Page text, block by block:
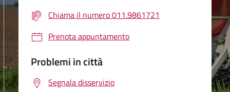
Chiama il numero 011.9861721
Prenota appuntamento
Problemi in città
Segnala disservizio